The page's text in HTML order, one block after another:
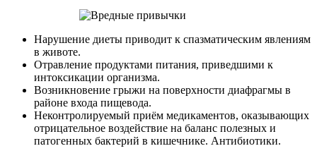
Услуги
Акции
Отзывы
Статьи
Нарушение диеты приводит к спазматическим явлениям
в животе.
Отравление продуктами питания, приведшими к
интоксикации организма.
Возникновение грыжи на поверхности диафрагмы в
районе входа пищевода.
Неконтролируемый приём медикаментов, оказывающих
отрицательное воздействие на баланс полезных и
патогенных бактерий в кишечнике. Антибиотики.